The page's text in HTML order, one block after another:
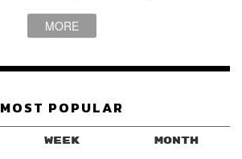
MORE
MOST POPULAR
WEEK MONTH